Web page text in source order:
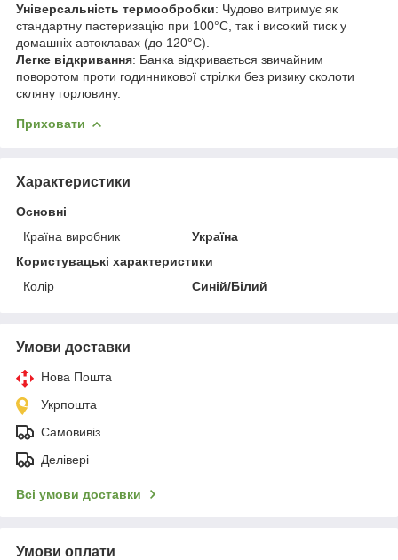
Універсальність термообробки: Чудово витримує як
стандартну пастеризацію при 100°C, так і високий тиск у
домашніх автоклавах (до 120°C).
Легке відкривання: Банка відкривається звичайним
поворотом проти годинникової стрілки без ризику сколоти
скляну горловину.
Приховати
Характеристики
Основні
Країна виробник
Україна
Користувацькi характеристики
Колір
Синій/Білий
Умови доставки
Нова Пошта
Укрпошта
Самовивіз
Делівері
Всі умови доставки
Умови оплати